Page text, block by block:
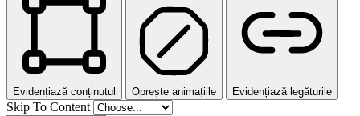
Evidențiază conținutul Oprește animațiile Evidențiază legăturile
Skip To Content